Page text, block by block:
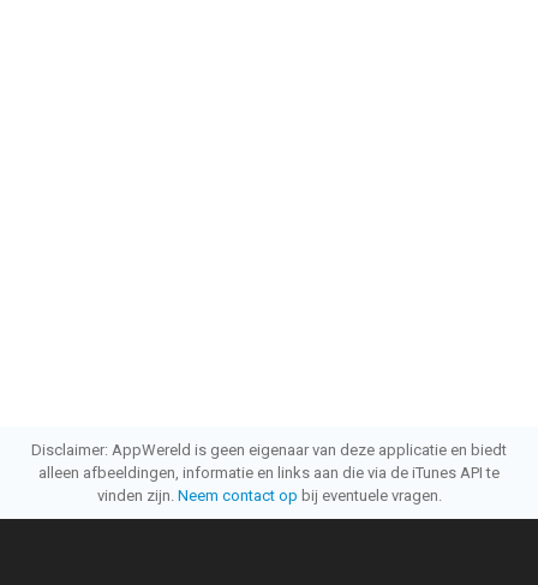
Disclaimer: AppWereld is geen eigenaar van deze applicatie en biedt
alleen afbeeldingen, informatie en links aan die via de iTunes API te
vinden zijn. Neem contact op bij eventuele vragen.